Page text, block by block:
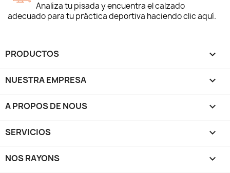
Analiza tu pisada y encuentra el calzado
adecuado para tu práctica deportiva haciendo clic aquí.
PRODUCTOS 
NUESTRA EMPRESA 
A PROPOS DE NOUS 
SERVICIOS 
NOS RAYONS 